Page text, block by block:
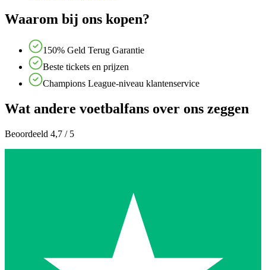
Waarom bij ons kopen?
150% Geld Terug Garantie
Beste tickets en prijzen
Champions League-niveau klantenservice
Wat andere voetbalfans over ons zeggen
Beoordeeld 4,7 / 5